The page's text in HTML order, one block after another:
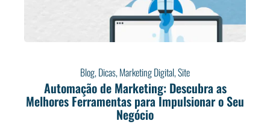
Blog,Dicas,Marketing Digital,Site
Automação de Marketing: Descubra as
Melhores Ferramentas para Impulsionar o Seu
Negócio